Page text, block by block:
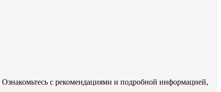
с рекомендациями и подробной информацией,